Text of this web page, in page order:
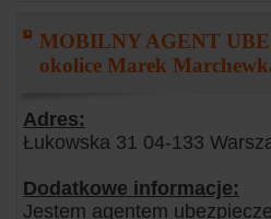
MOBILNY AGENT
okolice Marek
Adres:
Łukowska 31 04-133
Dodatkowe informacje:
Jestem agentem